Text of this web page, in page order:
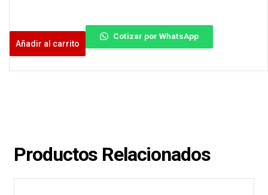
Añadir al carrito
Cotizar por WhatsApp
Productos Relacionados